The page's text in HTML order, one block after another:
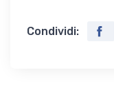
Condividi: